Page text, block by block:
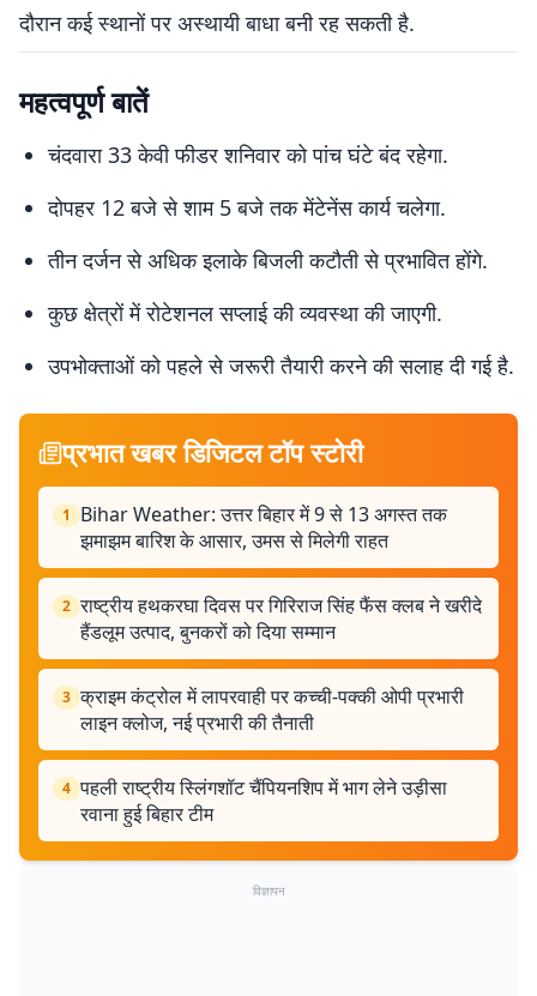
दौरान कई स्थानों पर अस्थायी बाधा बनी रह सकती है.
महत्वपूर्ण बातें
चंदवारा 33 केवी फीडर शनिवार को पांच घंटे बंद रहेगा.
दोपहर 12 बजे से शाम 5 बजे तक मेंटेनेंस कार्य चलेगा.
तीन दर्जन से अधिक इलाके बिजली कटौती से प्रभावित होंगे.
कुछ क्षेत्रों में रोटेशनल सप्लाई की व्यवस्था की जाएगी.
उपभोक्ताओं को पहले से जरूरी तैयारी करने की सलाह दी गई है.
प्रभात खबर डिजिटल टॉप स्टोरी
1
Bihar Weather: उत्तर बिहार में 9 से 13 अगस्त तक
झमाझम बारिश के आसार, उमस से मिलेगी राहत
2 राष्ट्रीय हथकरघा दिवस पर गिरिराज सिंह फैंस क्लब ने खरीदे
हैंडलूम उत्पाद, बुनकरों को दिया सम्मान
3 क्राइम कंट्रोल में लापरवाही पर कच्ची-पक्की ओपी प्रभारी
लाइन क्लोज, नई प्रभारी की तैनाती
4 पहली राष्ट्रीय स्लिंगशॉट चैंपियनशिप में भाग लेने उड़ीसा
रवाना हुई बिहार टीम
विज्ञापन